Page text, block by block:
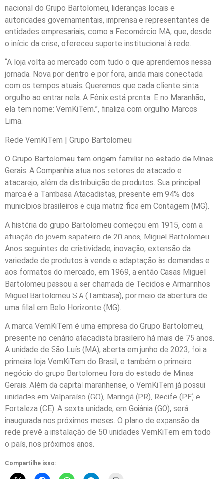
nacional do Grupo Bartolomeu, lideranças locais e
autoridades governamentais, imprensa e representantes de
entidades empresariais, como a Fecomércio MA, que, desde
o início da crise, ofereceu suporte institucional à rede.
“A loja volta ao mercado com tudo o que aprendemos nessa
jornada. Nova por dentro e por fora, ainda mais conectada
com os tempos atuais. Queremos que cada cliente sinta
orgulho ao entrar nela. A Fênix está pronta. E no Maranhão,
ela tem nome: VemKiTem.”, finaliza com orgulho Marcos
Lima.
Rede VemKiTem | Grupo Bartolomeu
O Grupo Bartolomeu tem origem familiar no estado de Minas
Gerais. A Companhia atua nos setores de atacado e
atacarejo; além da distribuição de produtos. Sua principal
marca é a Tambasa Atacadistas, presente em 94% dos
municípios brasileiros e cuja matriz fica em Contagem (MG).
A história do grupo Bartolomeu começou em 1915, com a
atuação do jovem sapateiro de 20 anos, Miguel Bartolomeu.
Anos seguintes de criatividade, inovação, extensão da
variedade de produtos à venda e adaptação às demandas e
aos formatos do mercado, em 1969, a então Casas Miguel
Bartolomeu passou a ser chamada de Tecidos e Armarinhos
Miguel Bartolomeu S.A (Tambasa), por meio da abertura de
uma filial em Belo Horizonte (MG).
A marca VemKiTem é uma empresa do Grupo Bartolomeu,
presente no cenário atacadista brasileiro há mais de 75 anos.
A unidade de São Luís (MA), aberta em junho de 2023, foi a
primeira loja VemKiTem do Brasil, e também o primeiro
negócio do grupo Bartolomeu fora do estado de Minas
Gerais. Além da capital maranhense, o VemKiTem já possui
unidades em Valparaíso (GO), Maringá (PR), Recife (PE) e
Fortaleza (CE). A sexta unidade, em Goiânia (GO), será
inaugurada nos próximos meses. O plano de expansão da
rede prevê a instalação de 50 unidades VemKiTem em todo
o país, nos próximos anos.
Compartilhe isso: